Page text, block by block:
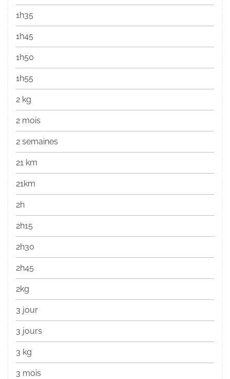
1h35
1h45
1h50
1h55
2 kg
2 mois
2 semaines
21 km
21km
2h
2h15
2h30
2h45
2kg
3 jour
3 jours
3 kg
3 mois